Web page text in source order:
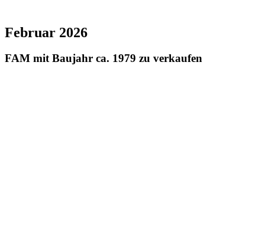
Februar 2026
FAM mit Baujahr ca. 1979 zu verkaufen